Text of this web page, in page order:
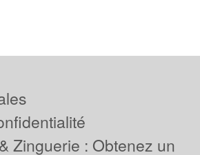
Zinguerie : Obtenez un